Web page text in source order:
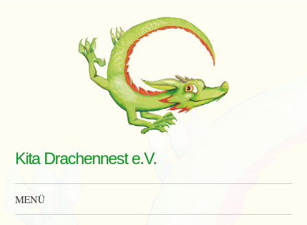
Kita Drachennest e.V.
MENÜ